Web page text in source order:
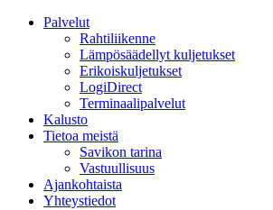
Palvelut
Rahtiliikenne
Lämpösäädellyt kuljetukset
Erikoiskuljetukset
LogiDirect
Terminaalipalvelut
Kalusto
Tietoa meistä
Savikon tarina
Vastuullisuus
Ajankohtaista
Yhteystiedot